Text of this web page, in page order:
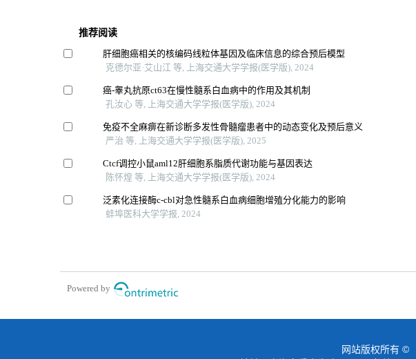
推荐阅读
肝细胞癌相关的核编码线粒体基因及临床信息的综合预后模型
克德尔亚·艾山江 等, 上海交通大学学报(医学版), 2024
癌-睾丸抗原ct63在慢性髓系白血病中的作用及其机制
孔汝心 等, 上海交通大学学报(医学版), 2024
免疫不全麻痹在新诊断多发性骨髓瘤患者中的动态变化及预后意义
严治 等, 上海交通大学学报(医学版), 2025
Ctcf调控小鼠aml12肝细胞系脂质代谢功能与基因表达
陈怀煌 等, 上海交通大学学报(医学版), 2024
泛素化连接酶c-cbl对急性髓系白血病细胞增殖分化能力的影响
蚌埠医科大学学报, 2024
Powered by
网站版权所有 ©